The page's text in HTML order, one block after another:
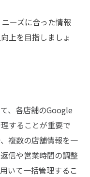
ーズに合った情報
上を目指しましょ
、各店舗のGoogle
することが重要で
複数の店舗情報を一
信や営業時間の調整
いて一括管理するこ